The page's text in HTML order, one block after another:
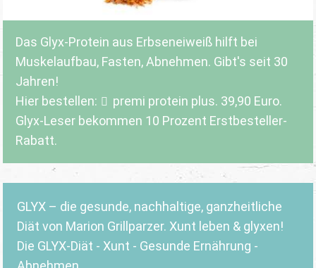
Das Glyx-Protein aus Erbseneiweiß hilft bei
Muskelaufbau, Fasten, Abnehmen. Gibt's seit 30
Jahren!
Hier bestellen:
premi protein plus. 39,90 Euro.
Glyx-Leser bekommen 10 Prozent Erstbesteller-
Rabatt.
GLYX – die gesunde, nachhaltige, ganzheitliche
Diät von Marion Grillparzer. Xunt leben & glyxen!
Die GLYX-Diät - Xunt - Gesunde Ernährung -